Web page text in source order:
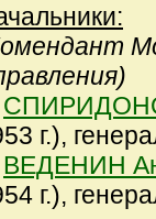
г.),
ВЕДЕНИН
г.),